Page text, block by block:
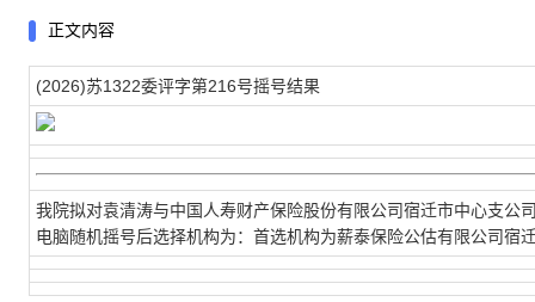
正文内容
(2026)苏1322委评字第216号摇号结果
我院拟对袁清涛与中国人寿财产保险股份有限公司宿迁市中心支
电脑随机摇号后选择机构为：首选机构为薪泰保险公估有限公司